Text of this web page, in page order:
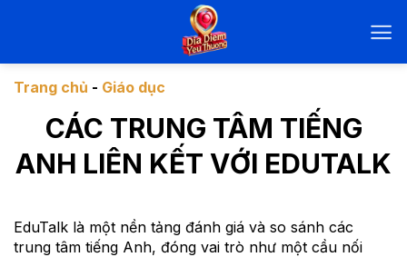
dungTrang chủ - Giáo dục
CÁC TRUNG TÂM TIẾNG
ANH LIÊN KẾT VỚI EDUTALK
EduTalk là một nền tảng đánh giá và so sánh các
trung tâm tiếng Anh, đóng vai trò như một cầu nối